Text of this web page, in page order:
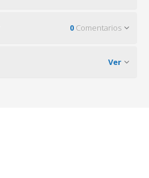
0 Comentarios
Ver